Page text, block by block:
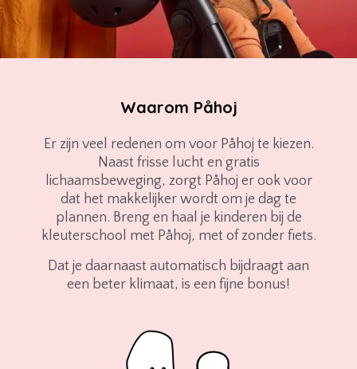
Waarom Påhoj
Er zijn veel redenen om voor Påhoj te kiezen.
Naast frisse lucht en gratis
lichaamsbeweging, zorgt Påhoj er ook voor
dat het makkelijker wordt om je dag te
plannen. Breng en haal je kinderen bij de
kleuterschool met Påhoj, met of zonder fiets.
Dat je daarnaast automatisch bijdraagt aan
een beter klimaat, is een fijne bonus!